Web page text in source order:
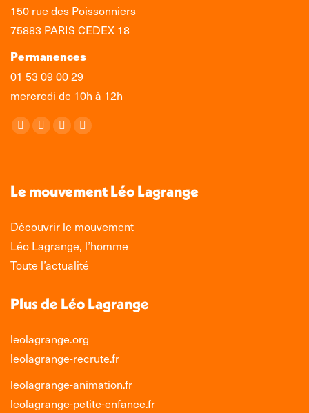
150 rue des Poissonniers
75883 PARIS CEDEX 18
Permanences
01 53 09 00 29
mercredi de 10h à 12h
Retrouvez-nous sur :
La
s'ouvre
une
nouvelle
fenêtre
La
s'ouvre
une
fenêtre
La
s'ouvre
une
nouvelle
fenêtre
La
s'ouvre
une
nouvelle
fenêtre
Le mouvement Léo Lagrange
Découvrir le mouvement
Léo Lagrange, l’homme
Toute l’actualité
Plus de Léo Lagrange
leolagrange.org
leolagrange-recrute.fr
leolagrange-animation.fr
leolagrange-petite-enfance.fr